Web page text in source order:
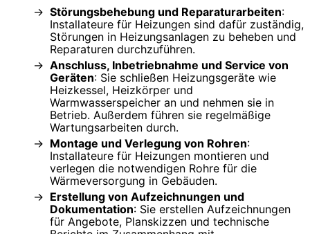
Störungsbehebung und Reparaturarbeiten:
Installateure für Heizungen sind dafür zuständig,
Störungen in Heizungsanlagen zu beheben und
Reparaturen durchzuführen.
Anschluss, Inbetriebnahme und Service von
Geräten: Sie schließen Heizungsgeräte wie
Heizkessel, Heizkörper und
Warmwasserspeicher an und nehmen sie in
Betrieb. Außerdem führen sie regelmäßige
Wartungsarbeiten durch.
Montage und Verlegung von Rohren:
Installateure für Heizungen montieren und
verlegen die notwendigen Rohre für die
Wärmeversorgung in Gebäuden.
Erstellung von Aufzeichnungen und
Dokumentation: Sie erstellen Aufzeichnungen
für Angebote, Planskizzen und technische